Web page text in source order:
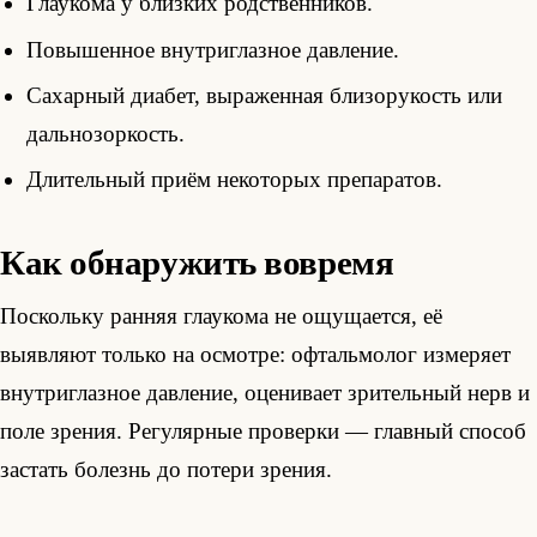
Повышенное внутриглазное давление.
Сахарный диабет, выраженная близорукость или
дальнозоркость.
Длительный приём некоторых препаратов.
Как обнаружить вовремя
Поскольку ранняя глаукома не ощущается, её
выявляют только на осмотре: офтальмолог измеряет
внутриглазное давление, оценивает зрительный нерв и
поле зрения. Регулярные проверки — главный способ
застать болезнь до потери зрения.